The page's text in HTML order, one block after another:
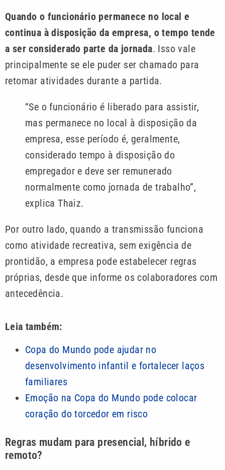
Quando o funcionário permanece no local e
continua à disposição da empresa, o tempo tende
a ser considerado parte da jornada. Isso vale
principalmente se ele puder ser chamado para
retomar atividades durante a partida.
“Se o funcionário é liberado para assistir,
mas permanece no local à disposição da
empresa, esse período é, geralmente,
considerado tempo à disposição do
empregador e deve ser remunerado
normalmente como jornada de trabalho”,
explica Thaiz.
Por outro lado, quando a transmissão funciona
como atividade recreativa, sem exigência de
prontidão, a empresa pode estabelecer regras
próprias, desde que informe os colaboradores com
antecedência.
Leia também:
Copa do Mundo pode ajudar no
desenvolvimento infantil e fortalecer laços
familiares
Emoção na Copa do Mundo pode colocar
coração do torcedor em risco
Regras mudam para presencial, híbrido e
remoto?